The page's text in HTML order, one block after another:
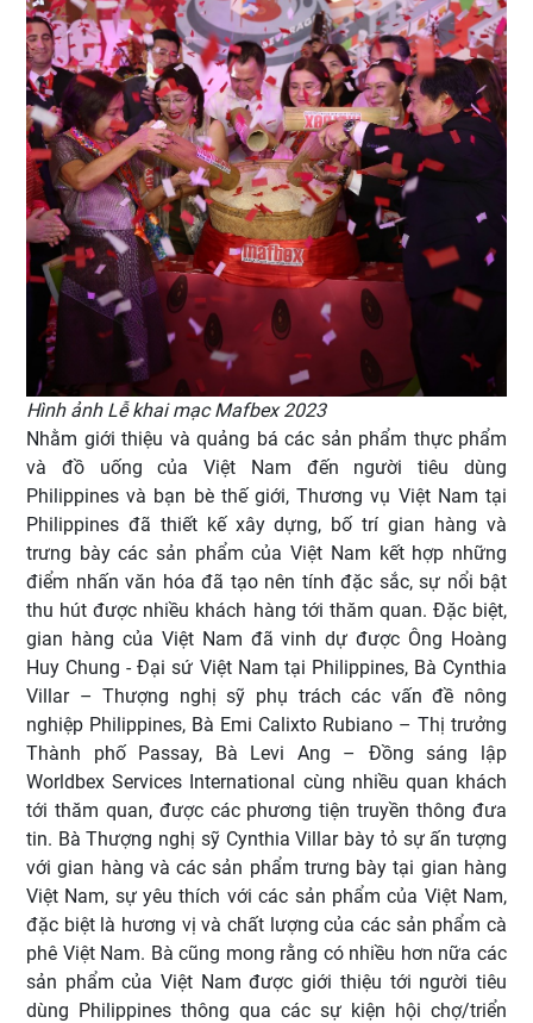
Hình ảnh Lễ khai mạc Mafbex 2023
Nhằm giới thiệu và quảng bá các sản phẩm thực phẩm
và đồ uống của Việt Nam đến người tiêu dùng
Philippines và bạn bè thế giới, Thương vụ Việt Nam tại
Philippines đã thiết kế xây dựng, bố trí gian hàng và
trưng bày các sản phẩm của Việt Nam kết hợp những
điểm nhấn văn hóa đã tạo nên tính đặc sắc, sự nổi bật
thu hút được nhiều khách hàng tới thăm quan. Đặc biệt,
gian hàng của Việt Nam đã vinh dự được Ông Hoàng
Huy Chung - Đại sứ Việt Nam tại Philippines, Bà Cynthia
Villar – Thượng nghị sỹ phụ trách các vấn đề nông
nghiệp Philippines, Bà Emi Calixto Rubiano – Thị trưởng
Thành phố Passay, Bà Levi Ang – Đồng sáng lập
Worldbex Services International cùng nhiều quan khách
tới thăm quan, được các phương tiện truyền thông đưa
tin. Bà Thượng nghị sỹ Cynthia Villar bày tỏ sự ấn tượng
với gian hàng và các sản phẩm trưng bày tại gian hàng
Việt Nam, sự yêu thích với các sản phẩm của Việt Nam,
đặc biệt là hương vị và chất lượng của các sản phẩm cà
phê Việt Nam. Bà cũng mong rằng có nhiều hơn nữa các
sản phẩm của Việt Nam được giới thiệu tới người tiêu
dùng Philippines thông qua các sự kiện hội chợ/triển